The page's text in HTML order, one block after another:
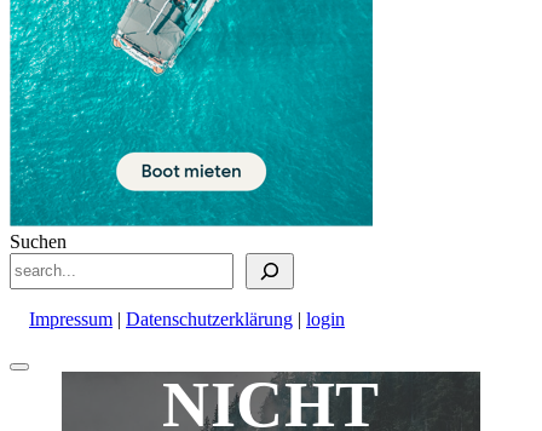
Suchen
Impressum | Datenschutzerklärung | login
Nach
NICHT